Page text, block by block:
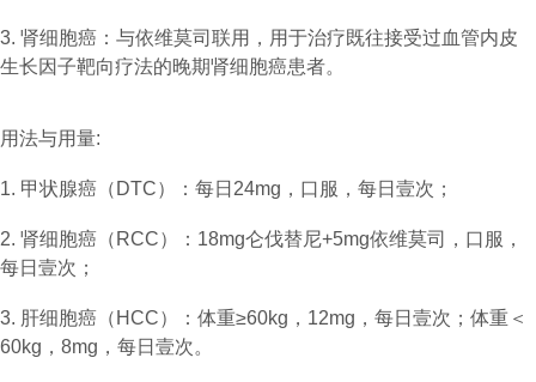
3. 肾细胞癌：与依维莫司联用，用于治疗既往接受过血管内皮
生长因子靶向疗法的晚期肾细胞癌患者。
用法与用量:
1. 甲状腺癌（DTC）：每日24mg，口服，每日壹次；
2. 肾细胞癌（RCC）：18mg仑伐替尼+5mg依维莫司，口服，
每日壹次；
3. 肝细胞癌（HCC）：体重≥60kg，12mg，每日壹次；体重＜
60kg，8mg，每日壹次。